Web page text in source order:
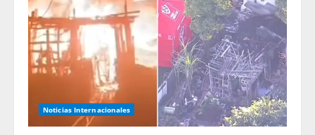
Noticias Internacionales